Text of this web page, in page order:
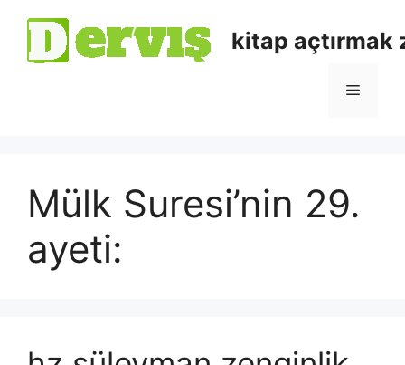
kitap açtırmak
Mülk Suresi’nin 29.
ayeti: